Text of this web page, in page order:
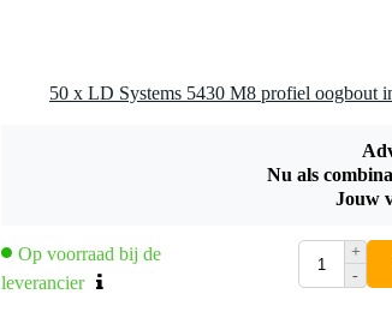
Nu als
Jouw
Op voorraad bij de
leverancier
+
-